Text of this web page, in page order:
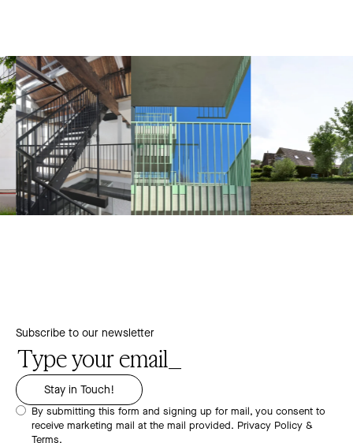
Subscribe to our newsletter
By submitting this form and signing up for mail, you consent to
receive marketing mail at the mail provided. Privacy Policy &
Terms.